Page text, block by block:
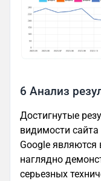
6 Анализ
Достигнутые
видимости
Google
наглядно
серьезных